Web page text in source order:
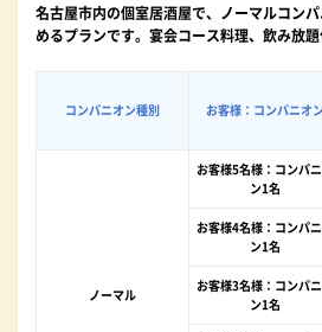
名古屋市内の個室居酒屋で、ノーマルコン
めるプランです。宴会コース料理、飲み放題
コンパニオン種別 お客様：コンパニオ
ノーマル
お客様5名様：コンパ
ン1名
お客様4名様：コンパ
ン1名
お客様3名様：コンパ
ン1名